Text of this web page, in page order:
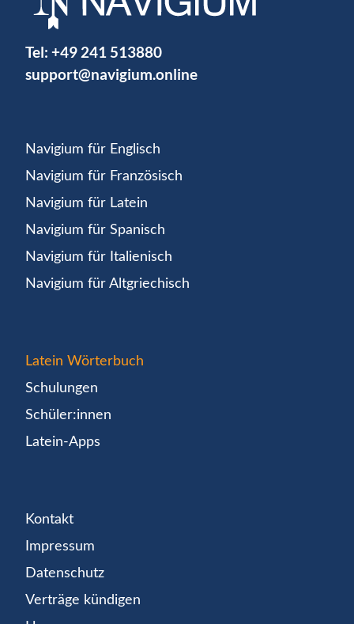
Tel: +49 241 513880
support@navigium.online
Navigium für Englisch
Navigium für Französisch
Navigium für Latein
Navigium für Spanisch
Navigium für Italienisch
Navigium für Altgriechisch
Latein Wörterbuch
Schulungen
Schüler:innen
Latein-Apps
Kontakt
Impressum
Datenschutz
Verträge kündigen